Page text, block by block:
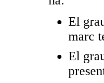
El
marc
El